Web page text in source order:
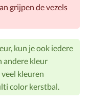
grijpen de vezels
kun je ook iedere
andere kleur
kleuren
color kerstbal.